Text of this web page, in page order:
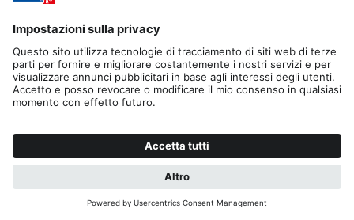
STIFLERHOF
Residence/Appartamento - 3 fiori
Falzes Via Falzes 19
Aggiungi alla richiesta collettiva